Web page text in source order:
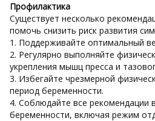
Профилактика
Существует несколько
помочь снизить риск развития
1. Поддерживайте оптимальный
2. Регулярно выполняйте
укрепления мышц пресса и
3. Избегайте чрезмерной
период беременности.
4. Соблюдайте все рекомендации
беременности, включая режим